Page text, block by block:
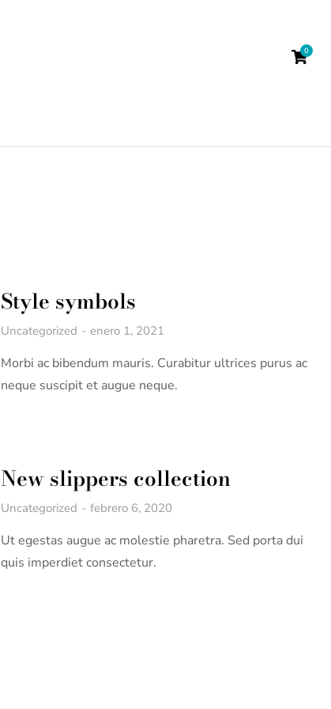
Style symbols
Uncategorized enero 1, 2021
Morbi ac bibendum mauris. Curabitur ultrices purus ac
neque suscipit et augue neque.
New slippers collection
Uncategorized febrero 6, 2020
Ut egestas augue ac molestie pharetra. Sed porta dui
quis imperdiet consectetur.